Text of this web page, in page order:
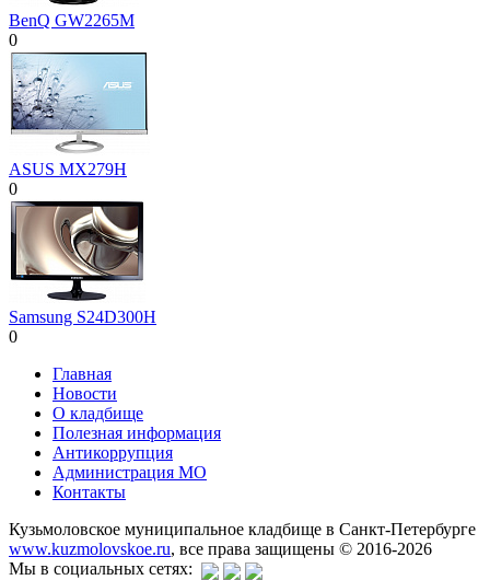
BenQ GW2265M
0
ASUS MX279H
0
Samsung S24D300H
0
Главная
Новости
О кладбище
Полезная информация
Антикоррупция
Администрация МО
Контакты
Кузьмоловское муниципальное кладбище в Санкт-Петербурге
www.kuzmolovskoe.ru, все права защищены © 2016-2026
Мы в социальных сетях: